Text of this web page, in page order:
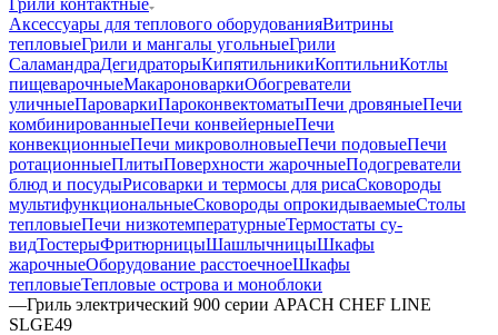
Грили контактные
Аксессуары для теплового оборудованияВитрины
тепловыеГрили и мангалы угольныеГрили
СаламандраДегидраторыКипятильникиКоптильниКотлы
пищеварочныеМакароноваркиОбогреватели
уличныеПароваркиПароконвектоматыПечи дровяныеПечи
комбинированныеПечи конвейерныеПечи
конвекционныеПечи микроволновыеПечи подовыеПечи
ротационныеПлитыПоверхности жарочныеПодогреватели
блюд и посудыРисоварки и термосы для рисаСковороды
мультифункциональныеСковороды опрокидываемыеСтолы
тепловыеПечи низкотемпературныеТермостаты су-
видТостерыФритюрницыШашлычницыШкафы
жарочныеОборудование расстоечноеШкафы
тепловыеТепловые острова и моноблоки
—Гриль электрический 900 серии APACH CHEF LINE
SLGE49